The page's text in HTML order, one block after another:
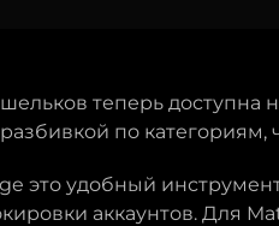
теперь доступна
по
это удобный
аккаунтов. Для